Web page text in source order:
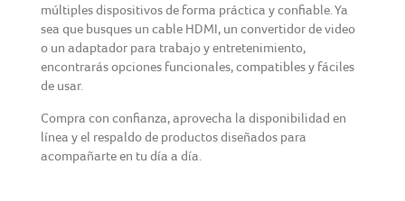
múltiples dispositivos de forma práctica y confiable. Ya
sea que busques un cable HDMI, un convertidor de video
o un adaptador para trabajo y entretenimiento,
encontrarás opciones funcionales, compatibles y fáciles
de usar.
Compra con confianza, aprovecha la disponibilidad en
línea y el respaldo de productos diseñados para
acompañarte en tu día a día.